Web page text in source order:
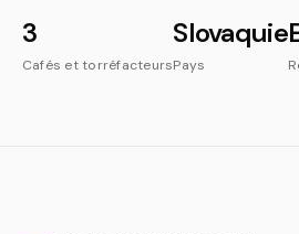
3
Cafés et torréfacteurs
Slovaquie
Pays